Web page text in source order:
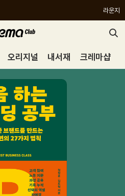
라운지
오리지널 내서재 크레마샵